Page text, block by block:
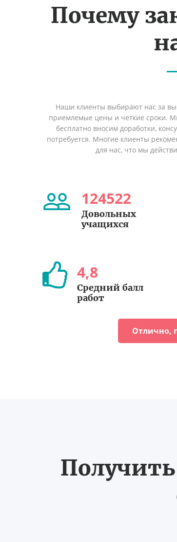
Почему
Наши клиенты выбирают нас за
приемлемые цены и четкие сроки.
бесплатно вносим доработки,
потребуется. Многие клиенты
для нас, что мы
124522
Довольных
учащихся
4,8
Cредний балл
работ
Отлично,